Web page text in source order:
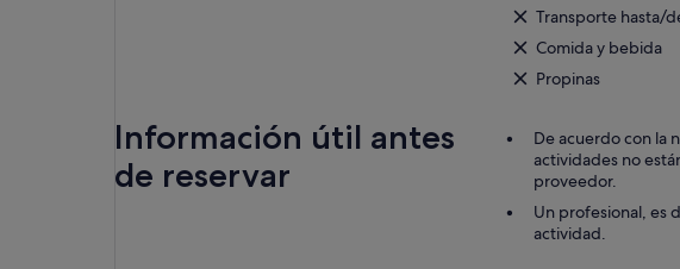
Transporte hasta/
Comida y bebida
Propinas
Información útil antes
de reservar
De acuerdo con la
actividades no
proveedor.
Un profesional, es
actividad.